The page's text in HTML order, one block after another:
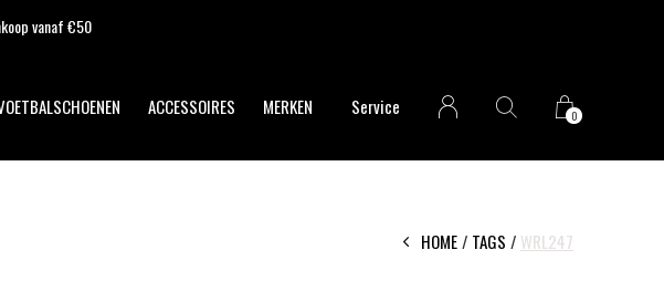
ACCESSOIRES MERKEN Service 0
vanaf €50
HOME TAGS WRL247